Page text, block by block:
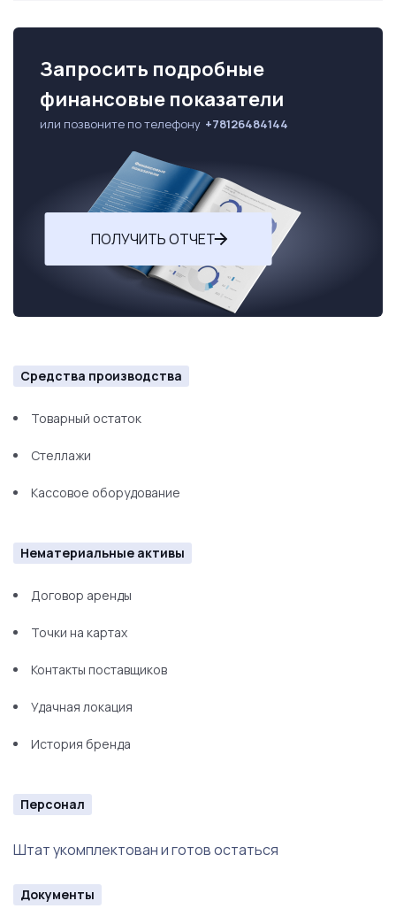
Запросить подробные
финансовые показатели
или позвоните по телефону +78126484144
ПОЛУЧИТЬ ОТЧЕТ
Средства производства
Товарный остаток
Стеллажи
Кассовое оборудование
Нематериальные активы
Договор аренды
Точки на картах
Контакты поставщиков
Удачная локация
История бренда
Персонал
Штат укомплектован и готов остаться
Документы